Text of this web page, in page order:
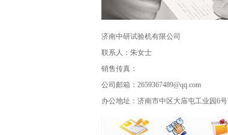
济南中研试验机有限公司
联系人：朱女士
销售传真：
公司邮箱：2659367489@qq.com
办公地址：济南市中区大庙屯工业园6号